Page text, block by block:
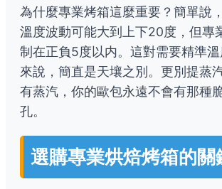
為什麼專業烤箱這麼重要？簡單說
溫度波動可能大到上下20度，但專
制在正負5度以内。這對需要精準
來說，簡直是天壤之別。更別提蒸
有蒸汽，你的歐包永遠不會有那種
孔。
選購專業烘焙烤箱的關